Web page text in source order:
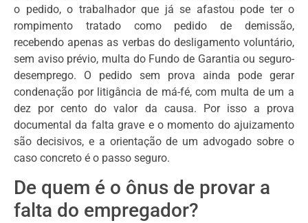
o pedido, o trabalhador que já se afastou pode ter o
rompimento tratado como pedido de demissão,
recebendo apenas as verbas do desligamento voluntário,
sem aviso prévio, multa do Fundo de Garantia ou seguro-
desemprego. O pedido sem prova ainda pode gerar
condenação por litigância de má-fé, com multa de um a
dez por cento do valor da causa. Por isso a prova
documental da falta grave e o momento do ajuizamento
são decisivos, e a orientação de um advogado sobre o
caso concreto é o passo seguro.
De quem é o ônus de provar a
falta do empregador?